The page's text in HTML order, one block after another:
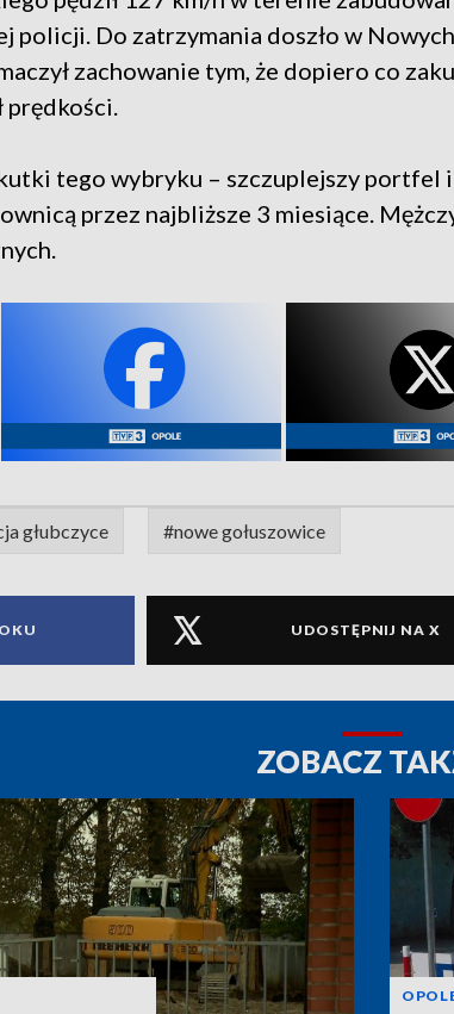
policji. Do zatrzymania doszło w Nowych
zachowanie tym, że dopiero co
prędkości.
tego wybryku – szczuplejszy portfel
przez najbliższe 3 miesiące.
głubczyce #nowe gołuszowice
UDOSTĘPNIJ NA X
ZOBACZ